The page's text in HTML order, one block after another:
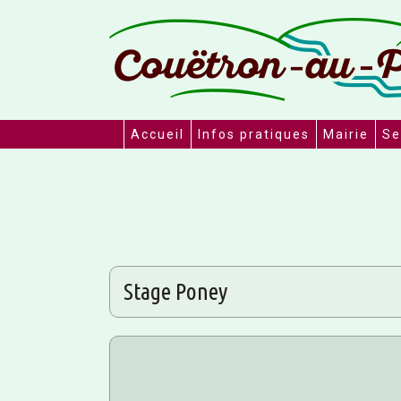
Accueil Infos pratiques Mairie
Stage Poney